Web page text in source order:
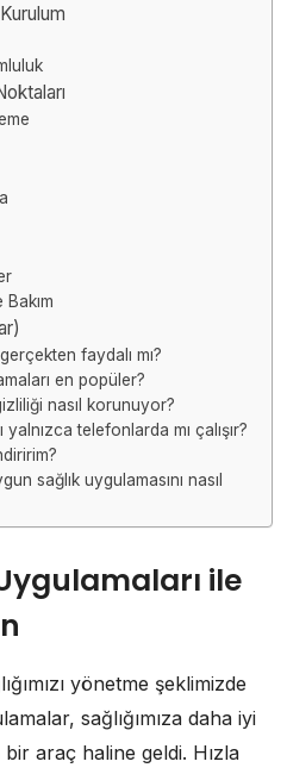
faydalı mı?
en popüler?
nasıl korunuyor?
yalnızca telefonlarda mı çalışır?
sağlık uygulamasını nasıl
ile
yönetme şeklimizde
sağlığımıza daha iyi
bir araç haline geldi. Hızla